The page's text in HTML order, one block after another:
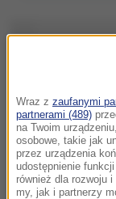
Wraz z zaufanymi
partnerami (489)
na Twoim
osobowe, takie jak
przez urządzenia
udostępnienie
również dla rozwoju
my, jak i partnerzy